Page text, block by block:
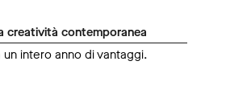
creatività contemporanea
intero anno di vantaggi.